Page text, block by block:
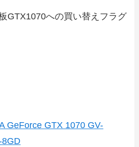
GTX1070への買い替えフラグ
GeForce GTX 1070 GV-
8GD